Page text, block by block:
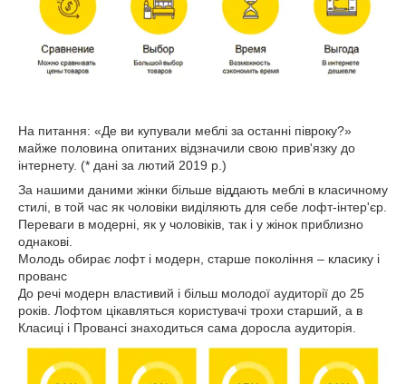
На питання: «Де ви купували меблі за останні півроку?»
майже половина опитаних відзначили свою прив'язку до
інтернету. (* дані за лютий 2019 р.)
За нашими даними жінки більше віддають меблі в класичному
стилі, в той час як чоловіки виділяють для себе лофт-інтер'єр.
Переваги в модерні, як у чоловіків, так і у жінок приблизно
однакові.
Молодь обирає лофт і модерн, старше покоління – класику і
прованс
До речі модерн властивий і більш молодої аудиторії до 25
років. Лофтом цікавляться користувачі трохи старший, а в
Класиці і Провансі знаходиться сама доросла аудиторія.